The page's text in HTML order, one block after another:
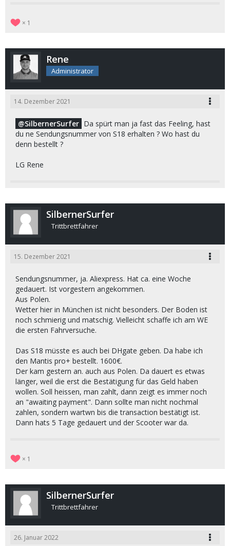
1
Rene
Administrator
14. Dezember 2021
SilbernerSurfer Da spürt man ja fast das Feeling, hast
du ne Sendungsnummer von S18 erhalten ? Wo hast du
denn bestellt ?
LG Rene
SilbernerSurfer
Trittbrettfahrer
15. Dezember 2021
Sendungsnummer, ja. Aliexpress. Hat ca. eine Woche
gedauert. Ist vorgestern angekommen.
Aus Polen.
Wetter hier in München ist nicht besonders. Der Boden ist
noch schmierig und matschig. Vielleicht schaffe ich am WE
die ersten Fahrversuche.
Das S18 müsste es auch bei DHgate geben. Da habe ich
den Mantis pro+ bestellt. 1600€.
Der kam gestern an. auch aus Polen. Da dauert es etwas
länger, weil die erst die Bestätigung für das Geld haben
wollen. Soll heissen, man zahlt, dann zeigt es immer noch
an "awaiting payment". Dann sollte man nicht nochmal
zahlen, sondern wartwn bis die transaction bestätigt ist.
Dann hats 5 Tage gedauert und der Scooter war da.
1
SilbernerSurfer
Trittbrettfahrer
26. Januar 2022